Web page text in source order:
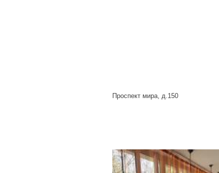
Проспект мира, д.150